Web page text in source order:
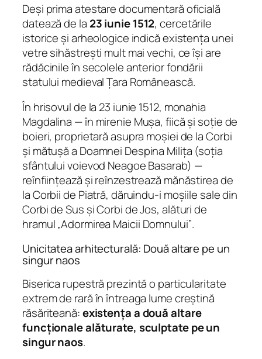
Deși prima atestare documentară oficială
datează de la 23 iunie 1512, cercetările
istorice și arheologice indică existența unei
vetre sihăstrești mult mai vechi, ce își are
rădăcinile în secolele anterior fondării
statului medieval Țara Românească.
În hrisovul de la 23 iunie 1512, monahia
Magdalina — în mirenie Mușa, fiică și soție de
boieri, proprietară asupra moșiei de la Corbi
și mătușă a Doamnei Despina Milița (soția
sfântului voievod Neagoe Basarab) —
reînființează și reînzestrează mănăstirea de
la Corbii de Piatră, dăruindu-i moșiile sale din
Corbi de Sus și Corbi de Jos, alături de
hramul„Adormirea Maicii Domnului”.
Unicitatea arhitecturală: Două altare pe un
singur naos
Biserica rupestră prezintă o particularitate
extrem de rară în întreaga lume creștină
răsăriteană:existența a două altare
funcționale alăturate, sculptate pe un
singur naos.